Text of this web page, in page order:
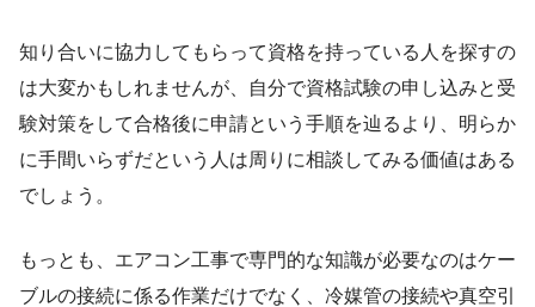
知り合いに協力してもらって資格を持っている人を探すの
は大変かもしれませんが、自分で資格試験の申し込みと受
験対策をして合格後に申請という手順を辿るより、明らか
に手間いらずだという人は周りに相談してみる価値はある
でしょう。
もっとも、エアコン工事で専門的な知識が必要なのはケー
ブルの接続に係る作業だけでなく、冷媒管の接続や真空引